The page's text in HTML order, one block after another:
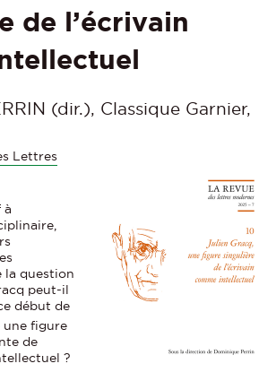
de l’écrivain
(dir.), Classique Garnier,
Lettres
à
la question
peut-il
début de
une figure
de
?